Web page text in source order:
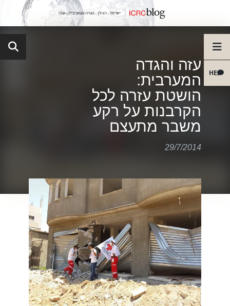
HE
עזה והגדה
המערבית:
הושטת עזרה לכל
הקרבנות על רקע
משבר מתעצם
29/7/2014